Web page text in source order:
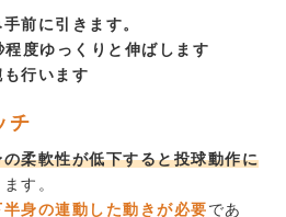
前に引きます。
度ゆっくりと伸ばします
行います
チ
の柔軟性が低下すると投球動作に
す。
半身の連動した動きが必要 であ